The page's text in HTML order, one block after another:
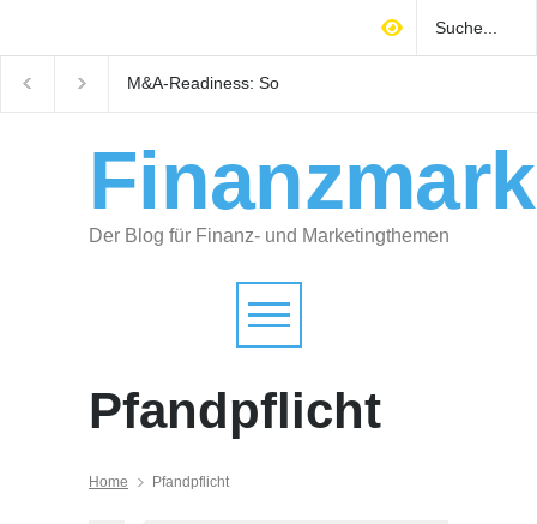
M&A-Readiness: So
Der Blog für Finanz- und Marketingthemen
Pfandpflicht
Home Pfandpflicht